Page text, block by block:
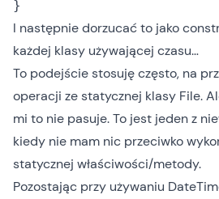
I następnie dorzucać to jako
każdej klasy używającej czasu…
To podejście stosuję często, na
operacji ze statycznej klasy File.
mi to nie pasuje. To jest jeden z
kiedy nie mam nic przeciwko
statycznej właściwości/metody.
Pozostając przy używaniu